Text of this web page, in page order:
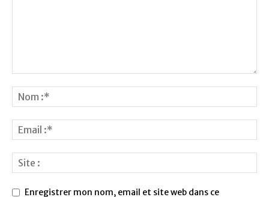
Enregistrer mon nom, email et site web dans ce